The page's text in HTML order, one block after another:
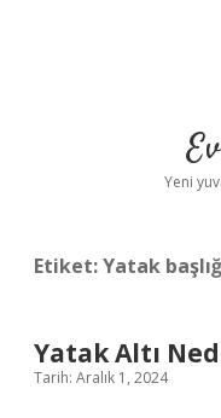
Yeni
Etiket:Yatak
Yatak Altı
Tarih: Aralık 1, 2024